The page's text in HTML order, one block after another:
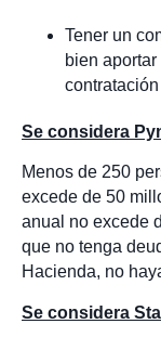
Tener un
bien
Se considera
Menos de 250
excede de 50
anual no excede
que no tenga
Hacienda, no
Se considera